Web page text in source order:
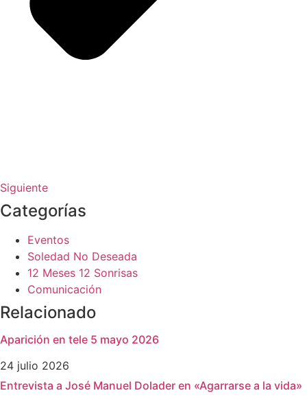
Siguiente
Categorías
Eventos
Soledad No Deseada
12 Meses 12 Sonrisas
Comunicación
Relacionado
Aparición en tele 5 mayo 2026
24 julio 2026
Entrevista a José Manuel Dolader en «Agarrarse a la vida»